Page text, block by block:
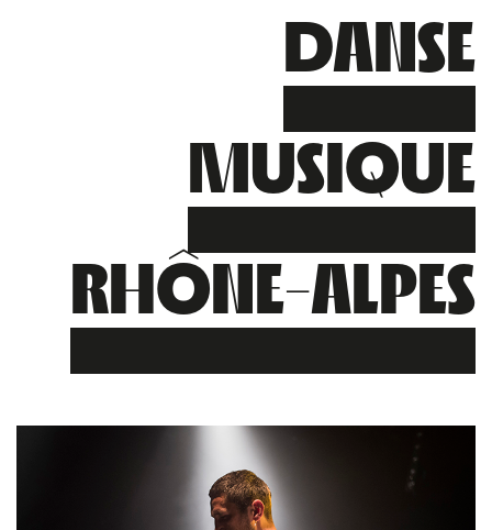
DANSE
MUSIQUE
RHÔNE-ALPES